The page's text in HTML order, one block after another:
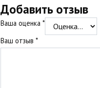
Добавить отзыв
Ваша оценка *
Ваш отзыв *